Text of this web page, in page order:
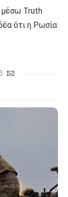
Truth
ότι η Ρωσία